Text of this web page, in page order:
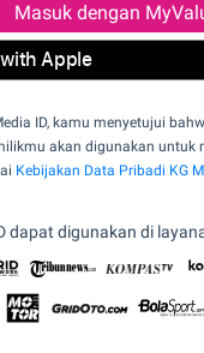
Masuk dengan
Apple
ID, kamu menyetujui
akan digunakan untuk
Kebijakan Data Pribadi KG
dapat digunakan di